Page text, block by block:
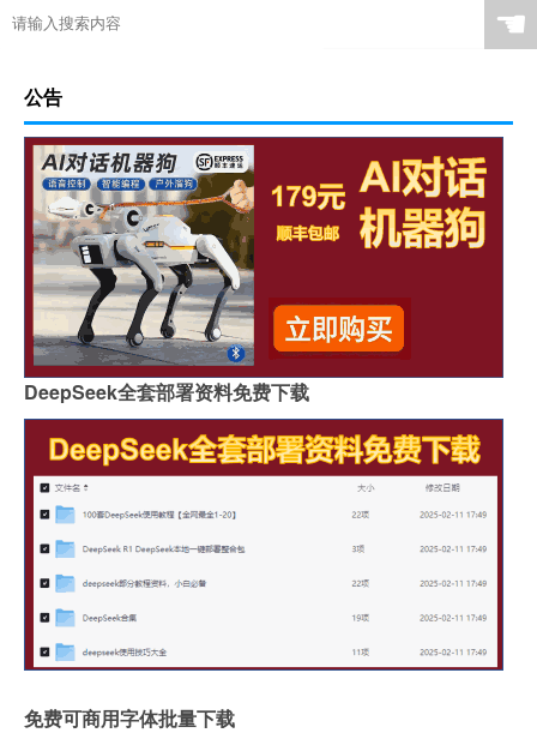
☚
公告
DeepSeek全套部署资料免费下载
免费可商用字体批量下载